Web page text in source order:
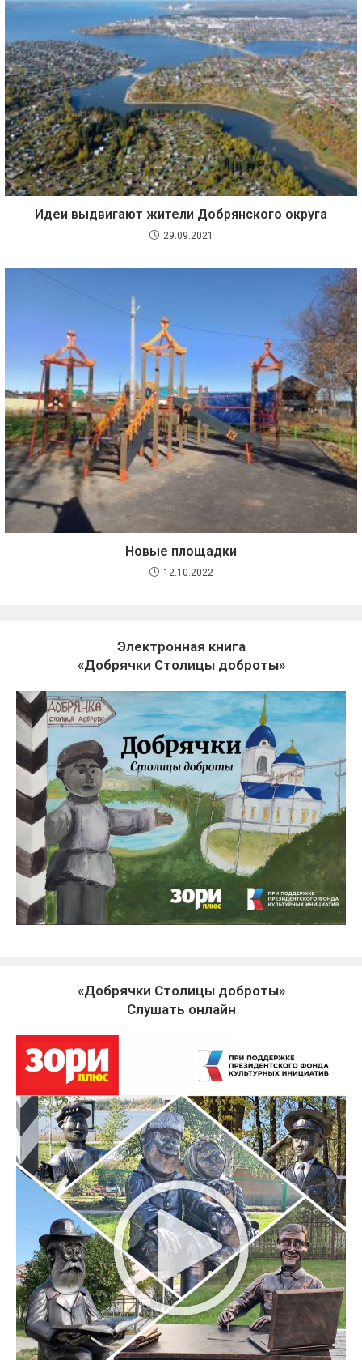
Идеи выдвигают жители Добрянского округа
29.09.2021
Новые площадки
12.10.2022
Электронная книга
«Добрячки Столицы доброты»
«Добрячки Столицы доброты»
Слушать онлайн